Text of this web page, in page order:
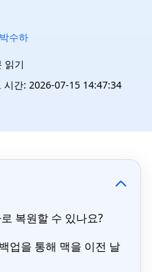
박수하
읽기
시간: 2026-07-15 14:47:34
복원할 수 있나요?
업을 통해 맥을 이전 날